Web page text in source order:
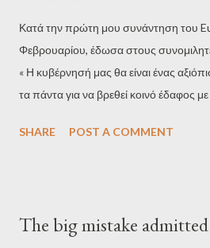
Κατά την πρώτη μου συνάντηση του
Φεβρουαρίου, έδωσα στους
« Η κυβέρνησή μας θα είναι ένας
τα πάντα για να βρεθεί κοινό έδαφος
προβλημάτων της Ελλάδας: 1. Μια
των οικονομικών του κράτους, μέσω
SHARE POST A COMMENT
The big mistake